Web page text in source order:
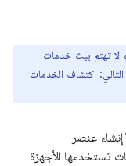
تهتم ببث خدمات
اكتشاف الخدمات
عنصر
تستخدمها الأجهزة